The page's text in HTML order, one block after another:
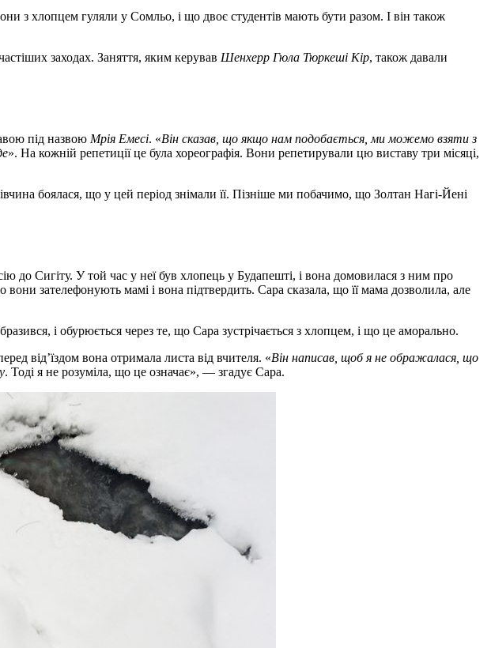
з хлопцем гуляли у Сомльо, і що двоє студентів мають бути разом. І він також
заходах. Заняття, яким керував Шенхерр Гюла Тюркеші Кір, також давали
під назвою Мрія Емесі. «Він сказав, що якщо нам подобається, ми можемо взяти з
». На кожній репетиції це була хореографія. Вони репетирували цю виставу три місяці,
боялася, що у цей період знімали її. Пізніше ми побачимо, що Золтан Нагі-Йені
до Сигіту. У той час у неї був хлопець у Будапешті, і вона домовилася з ним про
зателефонують мамі і вона підтвердить. Сара сказала, що її мама дозволила, але
і обурюється через те, що Сара зустрічається з хлопцем, і що це аморально.
від’їздом вона отримала листа від вчителя. «Він написав, щоб я не ображалася, що
. Тоді я не розуміла, що це означає», — згадує Сара.